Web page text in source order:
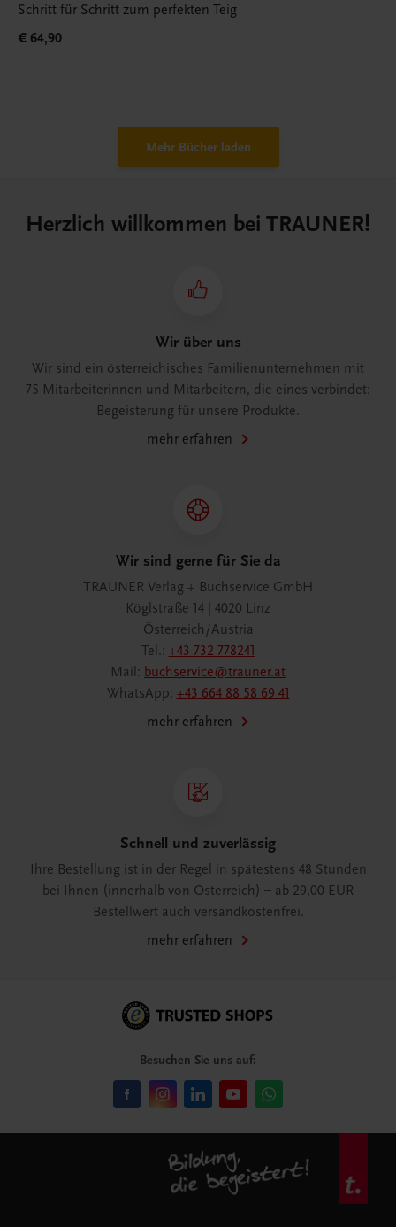
Schritt für Schritt zum perfekten Teig
€ 64,90
Mehr Bücher laden
Herzlich willkommen bei TRAUNER!
Wir über uns
Wir sind ein österreichisches Familienunternehmen mit
75 Mitarbeiterinnen und Mitarbeitern, die eines verbindet:
Begeisterung für unsere Produkte.
mehr erfahren
Wir sind gerne für Sie da
TRAUNER Verlag + Buchservice GmbH
Köglstraße 14 | 4020 Linz
Österreich/Austria
Tel.: +43 732 778241
Mail: buchservice@trauner.at
WhatsApp: +43 664 88 58 69 41
mehr erfahren
Schnell und zuverlässig
Ihre Bestellung ist in der Regel in spätestens 48 Stunden
bei Ihnen (innerhalb von Österreich) – ab 29,00 EUR
Bestellwert auch versandkostenfrei.
mehr erfahren
Besuchen Sie uns auf: